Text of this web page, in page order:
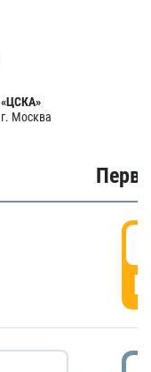
«ЦСКА»
г. Москва